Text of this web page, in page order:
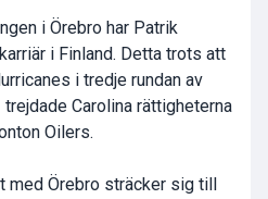
i Örebro har Patrik
i Finland. Detta trots att
i tredje rundan av
Carolina rättigheterna
Oilers.
med Örebro sträcker sig till